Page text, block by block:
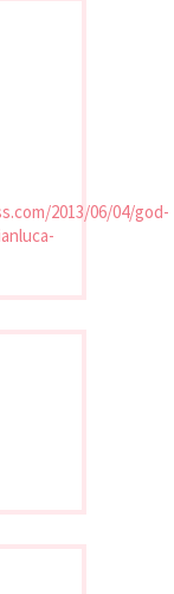
2013/06/04/god-